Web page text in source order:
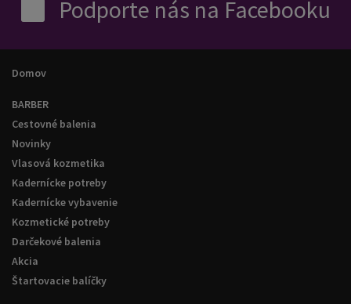
Objem: 100 ml | Pomer miešania: 1:1,5
Dokonalú konzistenciu olejovej farby získate jedine s ňou. Pri
Podporte nás na Facebooku
Domov
BARBER
Cestovné balenia
Novinky
Vlasová kozmetika
Kadernícke potreby
Kadernícke vybavenie
Kozmetické potreby
Darčekové balenia
Akcia
Štartovacie balíčky